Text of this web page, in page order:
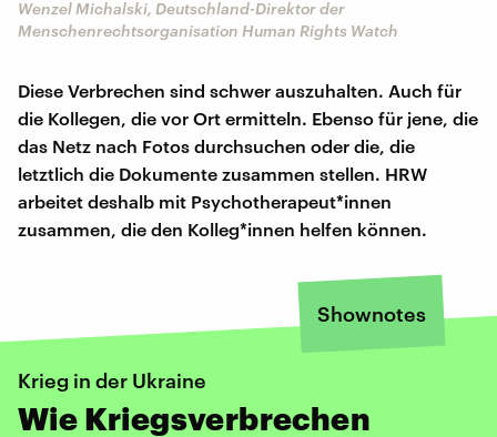
Wenzel Michalski, Deutschland-Direktor der
Menschenrechtsorganisation Human Rights Watch
Diese Verbrechen sind schwer auszuhalten. Auch für
die Kollegen, die vor Ort ermitteln. Ebenso für jene, die
das Netz nach Fotos durchsuchen oder die, die
letztlich die Dokumente zusammen stellen. HRW
arbeitet deshalb mit Psychotherapeut*innen
zusammen, die den Kolleg*innen helfen können.
Shownotes
Krieg in der Ukraine
Wie Kriegsverbrechen